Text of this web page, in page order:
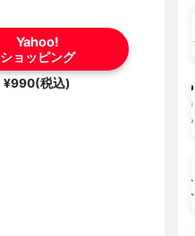
Yahoo!
ショッピング
¥990(税込)